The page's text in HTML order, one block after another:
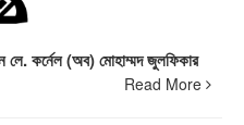
লে. কর্নেল (অব) মোহাম্মদ জুলফিকার
Read More